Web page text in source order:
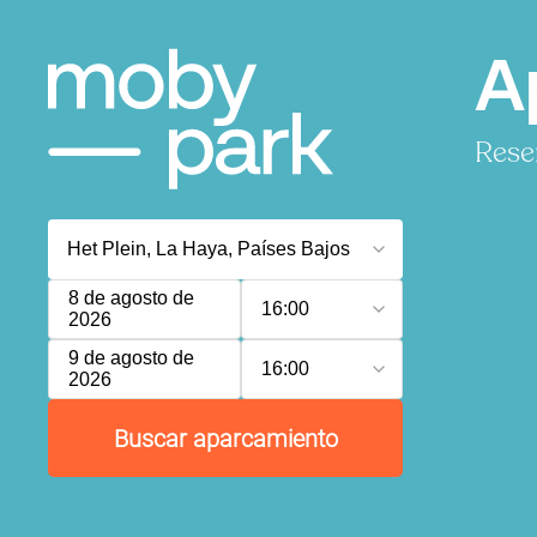
8 de agosto de
2026
16:00
9 de agosto de
2026
16:00
Buscar aparcamiento